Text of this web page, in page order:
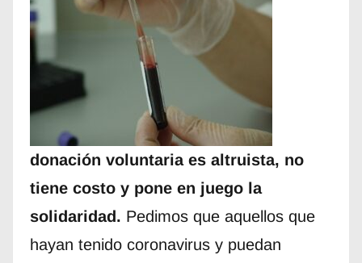
donación voluntaria es altruista, no
tiene costo y pone en juego la
solidaridad. Pedimos que aquellos que
hayan tenido coronavirus y puedan